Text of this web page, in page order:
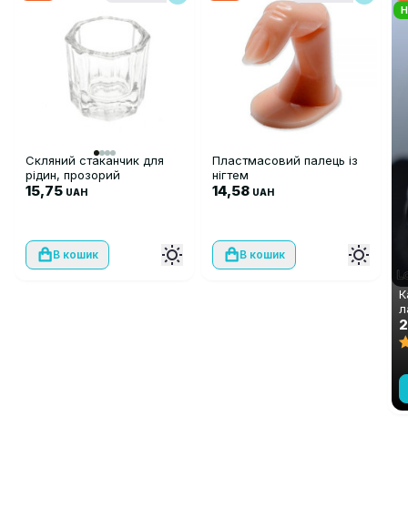
Скляний стаканчик для
рідин, прозорий
15,75 UAH
В кошик
Пластмасовий палець із
нігтем
14,58 UAH
В кошик